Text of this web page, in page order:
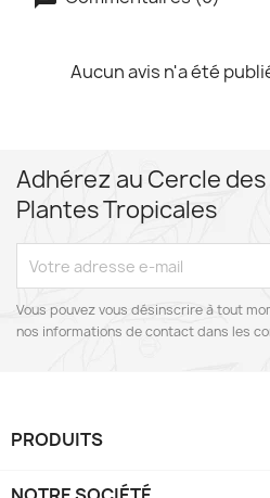
Aucun avis n'a été
Adhérez au Cercle
Plantes Tropicales
Vous pouvez vous désinscrire à tout
nos informations de contact dans les
PRODUITS